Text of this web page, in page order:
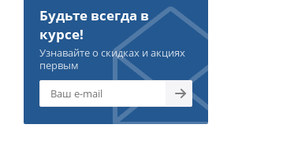
Будьте всегда в
курсе!
Узнавайте о скидках и акциях
первым